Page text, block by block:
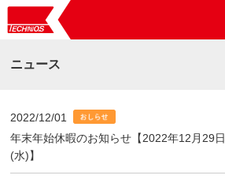
ニュース
2022/12/01
年末年始休暇のお知らせ【2022年12月29
(水)】